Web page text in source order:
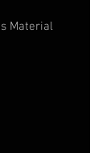
Material